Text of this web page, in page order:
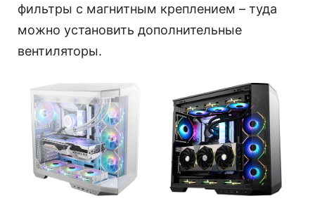
фильтры с магнитным креплением – туда
можно установить дополнительные
вентиляторы.